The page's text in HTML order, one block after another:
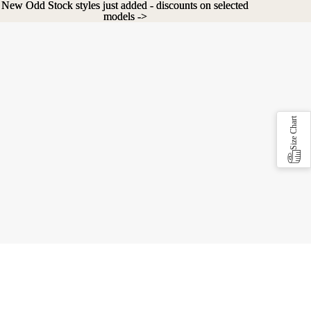
New Odd Stock styles just added - discounts on selected
models ->
New Odd Stock styles just added - discounts on selected
models ->
Size Chart